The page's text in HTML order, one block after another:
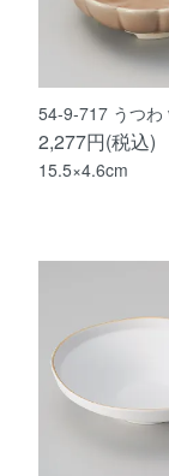
54-9-717 うつ
2,277円(税込)
15.5×4.6cm